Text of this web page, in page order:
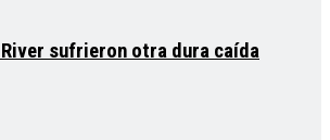
sufrieron otra dura caída